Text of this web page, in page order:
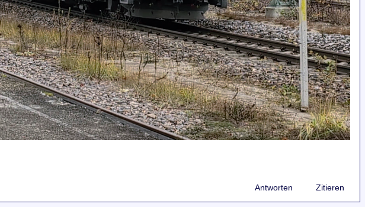
Antworten Zitieren